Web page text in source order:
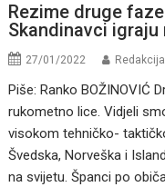
Rezime druge
Skandinavci
27/01/2022 Redakcija
Piše: Ranko BOŽINOVIĆ
rukometno lice. Vidjeli
visokom tehničko-
Švedska, Norveška i
na svijetu. Španci po